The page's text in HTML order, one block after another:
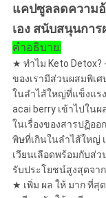
นโยบาย
ความ
เป็น
ส่วน
ตัว
แคปซูลลดความ
เอง สนับสนุนกา
คําอธิบาย:
★ ทําไม Keto Detox?
ของเรามีส่วนผสมพิเ
ในลําไส้ใหญ่ที่แข็งแร
acai berry เข้าไปใน
ในเรื่องของสารปฏิอ
พิษที่เกินในลําไส้ใหญ่
เวียนเลือดพร้อมกับส่
รับประโยชน์สูงสุดจา
★ เพิ่ม ผล ให้ มาก ที่สุ